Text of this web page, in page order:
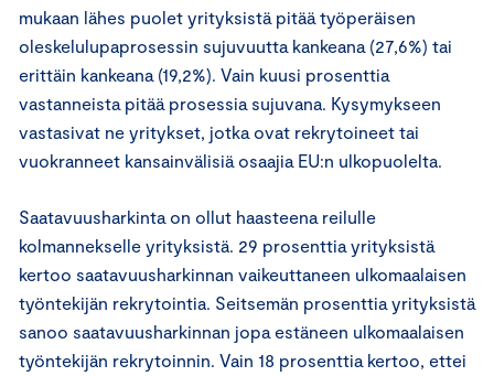
mukaan lähes puolet yrityksistä pitää työperäisen
oleskelulupaprosessin sujuvuutta kankeana (27,6%) tai
erittäin kankeana (19,2%). Vain kuusi prosenttia
vastanneista pitää prosessia sujuvana. Kysymykseen
vastasivat ne yritykset, jotka ovat rekrytoineet tai
vuokranneet kansainvälisiä osaajia EU:n ulkopuolelta.
Saatavuusharkinta on ollut haasteena reilulle
kolmannekselle yrityksistä. 29 prosenttia yrityksistä
kertoo saatavuusharkinnan vaikeuttaneen ulkomaalaisen
työntekijän rekrytointia. Seitsemän prosenttia yrityksistä
sanoo saatavuusharkinnan jopa estäneen ulkomaalaisen
työntekijän rekrytoinnin. Vain 18 prosenttia kertoo, ettei